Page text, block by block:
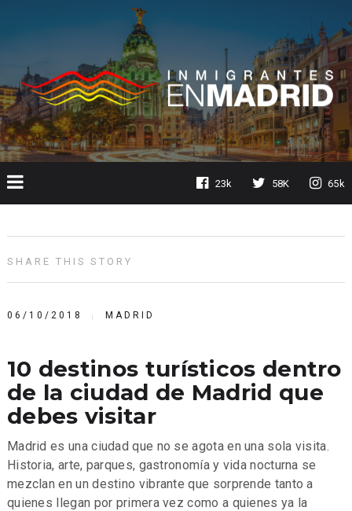
23k 58K 65k
SHARE THIS STORY
06/10/2018 MADRID
10 destinos turísticos dentro
de la ciudad de Madrid que
debes visitar
Madrid es una ciudad que no se agota en una sola visita.
Historia, arte, parques, gastronomía y vida nocturna se
mezclan en un destino vibrante que sorprende tanto a
quienes llegan por primera vez como a quienes ya la